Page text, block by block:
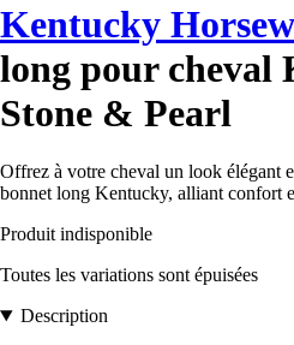
Kentucky
long pour cheval
Stone & Pearl
Offrez à votre cheval un look élégant
bonnet long Kentucky, alliant confort
Produit indisponible
Toutes les variations sont épuisées
Description